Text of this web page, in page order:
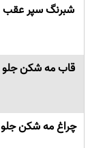
شبرنگ سپر عقب
قاب مه شکن جلو
چراغ مه شکن جلو